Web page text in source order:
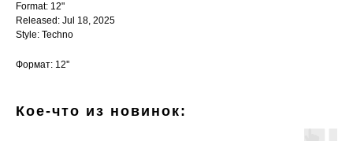
Format: 12"
Released: Jul 18, 2025
Style: Techno
Формат: 12''
Кое-что из новинок: